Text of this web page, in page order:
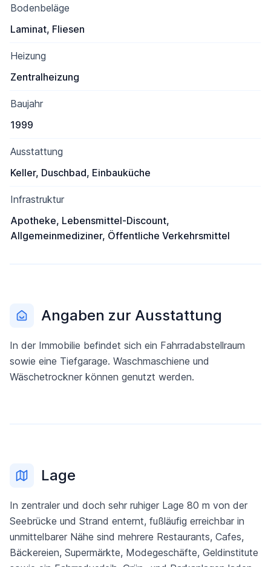
Bodenbeläge
Laminat, Fliesen
Heizung
Zentralheizung
Baujahr
1999
Ausstattung
Keller, Duschbad, Einbauküche
Infrastruktur
Apotheke, Lebensmittel-Discount,
Allgemeinmediziner, Öffentliche Verkehrsmittel
Angaben zur Ausstattung
In der Immobilie befindet sich ein Fahrradabstellraum
sowie eine Tiefgarage. Waschmaschiene und
Wäschetrockner können genutzt werden.
Lage
In zentraler und doch sehr ruhiger Lage 80 m von der
Seebrücke und Strand enternt, fußläufig erreichbar in
unmittelbarer Nähe sind mehrere Restaurants, Cafes,
Bäckereien, Supermärkte, Modegeschäfte, Geldinstitute